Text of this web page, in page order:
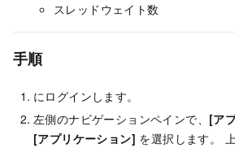
スレッドウェイト数
手順
にログインします。
左側のナビゲーションペインで、 [ア
[アプリケーション] を選択します。